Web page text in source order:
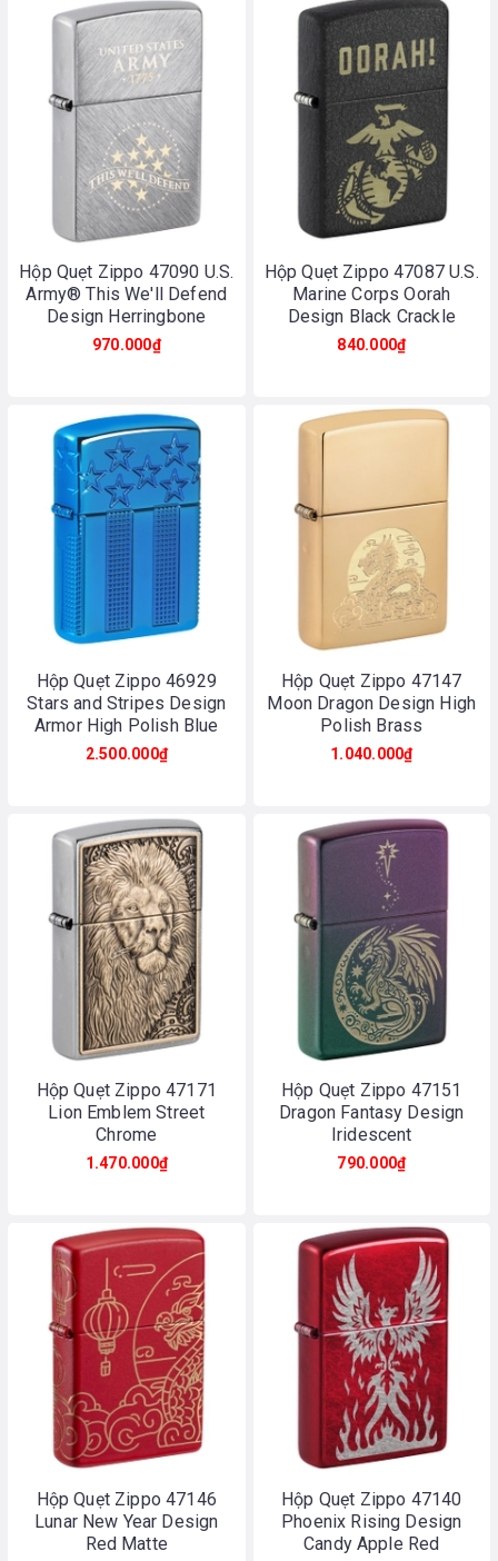
Hộp Quẹt Zippo 47090 U.S.
Army® This We'll Defend
Design Herringbone
Sweep
970.000₫
Hộp Quẹt Zippo 47087 U.S.
Marine Corps Oorah
Design Black Crackle
840.000₫
Hộp Quẹt Zippo 46929
Stars and Stripes Design
Armor High Polish Blue
2.500.000₫
Hộp Quẹt Zippo 47147
Moon Dragon Design High
Polish Brass
1.040.000₫
Hộp Quẹt Zippo 47171
Lion Emblem Street
Chrome
1.470.000₫
Hộp Quẹt Zippo 47151
Dragon Fantasy Design
Iridescent
790.000₫
Hộp Quẹt Zippo 47146
Lunar New Year Design
Red Matte
Hộp Quẹt Zippo 47140
Phoenix Rising Design
Candy Apple Red